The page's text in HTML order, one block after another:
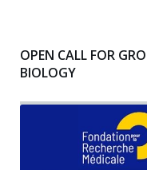
OPEN CALL FOR
BIOLOGY